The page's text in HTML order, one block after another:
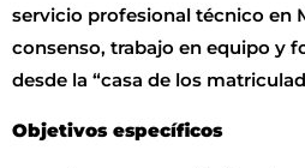
servicio profesional técnico en
consenso, trabajo en equipo y
desde la “casa de los
Objetivos específicos